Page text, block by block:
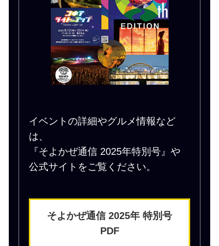
イベントの詳細やグルメ情報など
は、
『そよかぜ通信 2025年特別号』や
公式サイトをご覧ください。
そよかぜ通信 2025年 特別号
PDF